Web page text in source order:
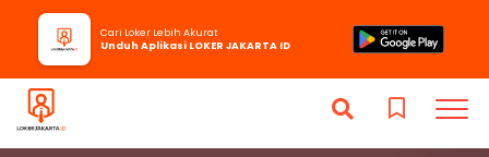
Cari Loker Lebih Akurat
Unduh Aplikasi LOKER JAKARTA ID